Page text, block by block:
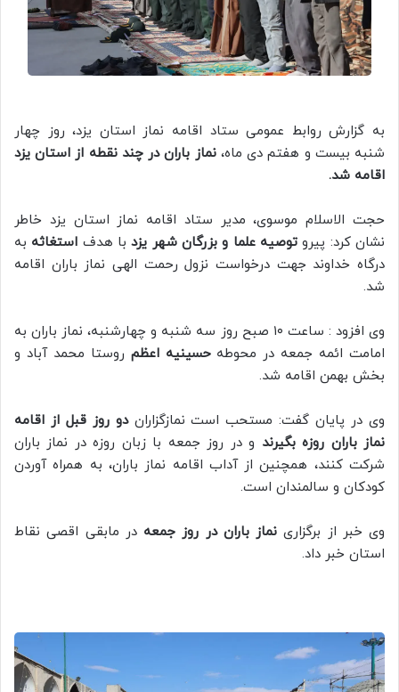
به گزارش روابط عمومی ستاد اقامه نماز استان یزد، روز چهار
شنبه بیست و هفتم دی ماه،نماز باران در چند نقطه از استان یزد
اقامه شد.
حجت الاسلام موسوی، مدیر ستاد اقامه نماز استان یزد خاطر
نشان کرد: پیرو توصیه علما و بزرگان شهر یزدبا هدف استغاثه به
درگاه خداوند جهت درخواست نزول رحمت الهی نماز باران اقامه
شد.
وی افزود : ساعت ۱۰ صبح روز سه شنبه و چهارشنبه، نماز باران به
امامت ائمه جمعه در محوطهحسینیه اعظم روستا محمد آباد و
بخش بهمن اقامه شد.
وی در پایان گفت: مستحب است نمازگزاراندو روز قبل از اقامه
نماز باران روزه بگیرند و در روز جمعه با زبان روزه در نماز باران
شرکت کنند، همچنین از آداب اقامه نماز باران، به همراه آوردن
کودکان و سالمندان است.
وی خبر از برگزاری نماز باران در روز جمعه در مابقی اقصی نقاط
استان خبر داد.